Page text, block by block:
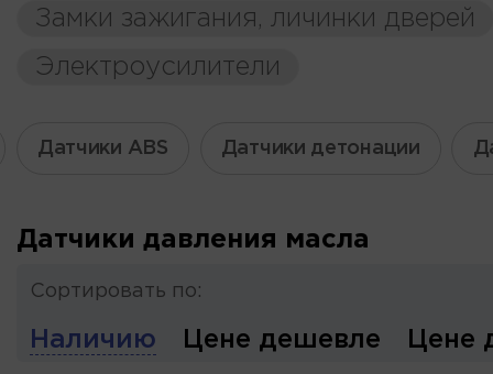
Замки зажигания, личинки дверей
Электроусилители
Датчики ABS Датчики детонации
Датчики давления масла
Сортировать по:
Наличию Цене дешевле Цене